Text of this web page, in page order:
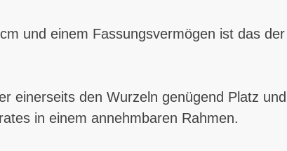
und einem Fassungsvermögen ist das
einerseits den Wurzeln genügend Platz
in einem annehmbaren Rahmen.